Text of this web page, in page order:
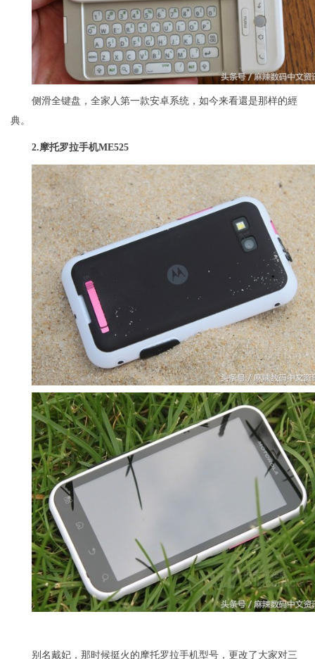
侧滑全键盘，全家人第一款安卓系统，如今来看還是那样的經
典。
2.摩托罗拉手机ME525
别名戴妃，那时候挺火的摩托罗拉手机型号，更改了大家对三